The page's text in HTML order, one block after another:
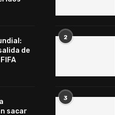
de
sacar
2
3